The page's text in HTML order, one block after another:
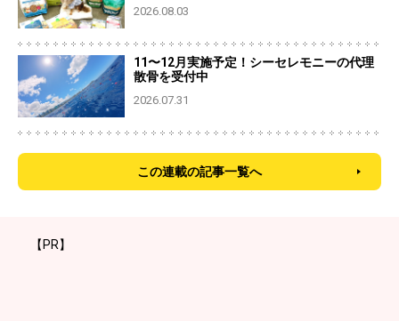
2026.08.03
11〜12月実施予定！シーセレモニーの代理
散骨を受付中
2026.07.31
この連載の記事一覧へ
【PR】